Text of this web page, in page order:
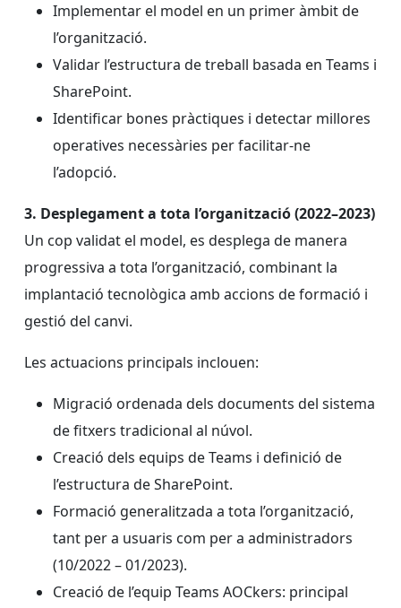
Implementar el model en un primer àmbit de
l’organització.
Validar l’estructura de treball basada en Teams i
SharePoint.
Identificar bones pràctiques i detectar millores
operatives necessàries per facilitar-ne
l’adopció.
3. Desplegament a tota l’organització (2022–2023)
Un cop validat el model, es desplega de manera
progressiva a tota l’organització, combinant la
implantació tecnològica amb accions de formació i
gestió del canvi.
Les actuacions principals inclouen:
Migració ordenada dels documents del sistema
de fitxers tradicional al núvol.
Creació dels equips de Teams i definició de
l’estructura de SharePoint.
Formació generalitzada a tota l’organització,
tant per a usuaris com per a administradors
(10/2022 – 01/2023).
Creació de l’equip Teams AOCkers: principal